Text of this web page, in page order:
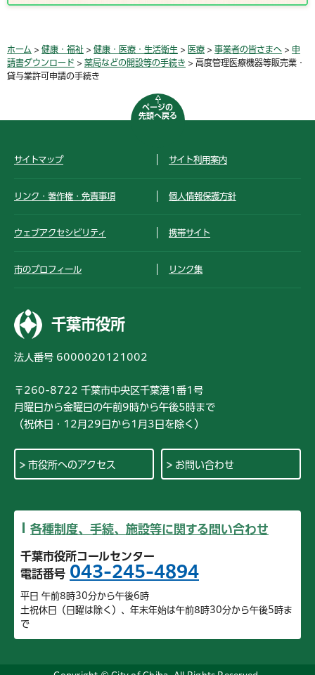
ホーム > 健康・福祉 > 健康・医療・生活衛生 > 医療 > 事業者の皆さまへ > 申
請書ダウンロード > 薬局などの開設等の手続き > 高度管理医療機器等販売業・
貸与業許可申請の手続き
ページの
先頭へ戻る
サイトマップ サイト利用案内
リンク・著作権・免責事項 個人情報保護方針
ウェブアクセシビリティ 携帯サイト
市のプロフィール リンク集
千葉市役所
法人番号 6000020121002
〒260-8722 千葉市中央区千葉港1番1号
月曜日から金曜日の午前9時から午後5時まで
（祝休日・12月29日から1月3日を除く）
市役所へのアクセス お問い合わせ
各種制度、手続、施設等に関する問い合わせ
千葉市役所コールセンター
電話番号 043-245-4894
平日 午前8時30分から午後6時
土祝休日（日曜は除く）、年末年始は午前8時30分から午後5時ま
で